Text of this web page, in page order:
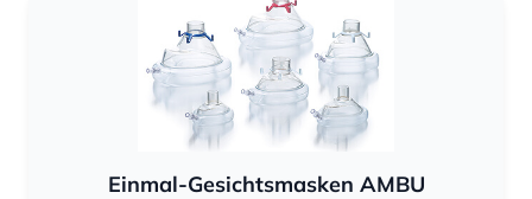
Einmal-Gesichtsmasken AMBU